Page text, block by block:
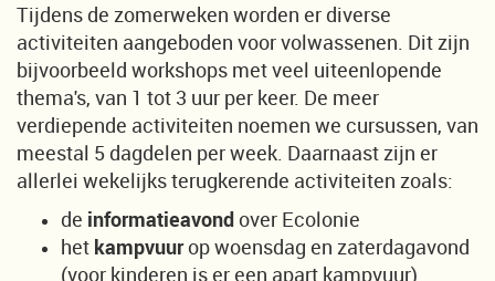
Tijdens de zomerweken worden er diverse
activiteiten aangeboden voor volwassenen. Dit zijn
bijvoorbeeld workshops met veel uiteenlopende
thema's, van 1 tot 3 uur per keer. De meer
verdiepende activiteiten noemen we cursussen, van
meestal 5 dagdelen per week. Daarnaast zijn er
allerlei wekelijks terugkerende activiteiten zoals:
de informatieavondover Ecolonie
het kampvuurop woensdag en zaterdagavond
(voor kinderen is er een apart kampvuur).